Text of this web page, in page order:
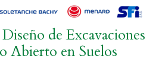
de Excavaciones
Abierto en Suelos